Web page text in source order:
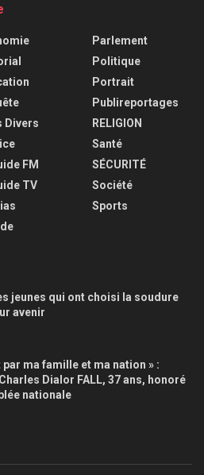
Divers
FM
TV
Parlement
Politique
Portrait
Publireportages
RELIGION
Santé
SÉCURITÉ
Société
Sports
jeunes qui ont choisi la soudure
avenir
ma famille et ma nation » :
Dialor FALL, 37 ans, honoré
nationale